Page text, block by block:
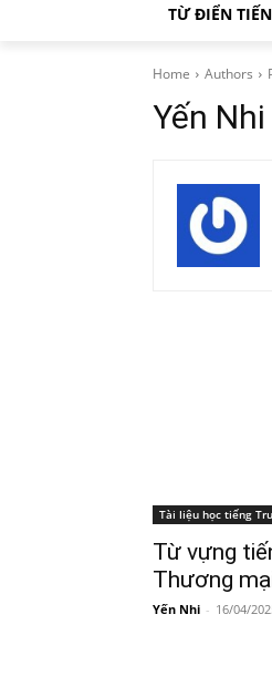
TỪ ĐIỂN
Home Authors
Yến Nhi
Tài liệu học tiếng
Từ vựng
Thương
Yến Nhi - 16/04/